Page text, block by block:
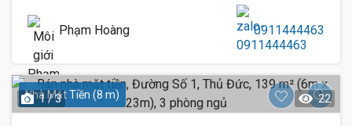
Phạm Hoàng 0911444463
Nhà Mặt Tiền (8 m)
1 / 3 22